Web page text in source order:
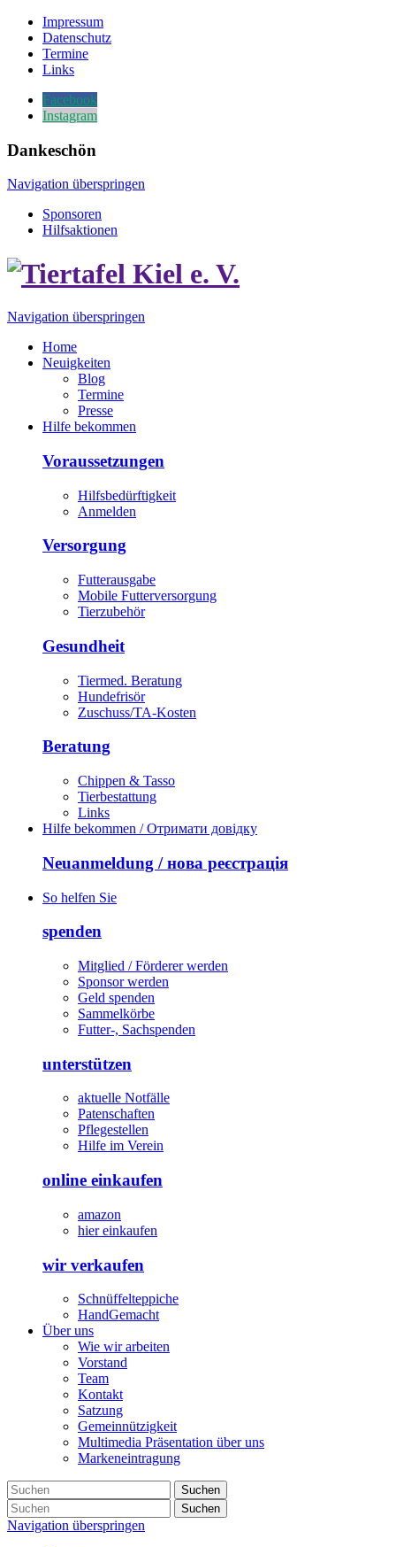
Impressum
Datenschutz
Termine
Links
Facebook
Instagram
Dankeschön
Navigation überspringen
Sponsoren
Hilfsaktionen
Navigation überspringen
Home
Neuigkeiten
Blog
Termine
Presse
Hilfe bekommen
Voraussetzungen
Hilfsbedürftigkeit
Anmelden
Versorgung
Futterausgabe
Mobile Futterversorgung
Tierzubehör
Gesundheit
Tiermed. Beratung
Hundefrisör
Zuschuss/TA-Kosten
Beratung
Chippen & Tasso
Tierbestattung
Links
Hilfe bekommen / Отримати довідку
Neuanmeldung / нова реєстрація
So helfen Sie
spenden
Mitglied / Förderer werden
Sponsor werden
Geld spenden
Sammelkörbe
Futter-, Sachspenden
unterstützen
aktuelle Notfälle
Patenschaften
Pflegestellen
Hilfe im Verein
online einkaufen
amazon
hier einkaufen
wir verkaufen
Schnüffelteppiche
HandGemacht
Über uns
Wie wir arbeiten
Vorstand
Team
Kontakt
Satzung
Gemeinnützigkeit
Multimedia Präsentation über uns
Markeneintragung
Suchen
Suchen
Navigation überspringen